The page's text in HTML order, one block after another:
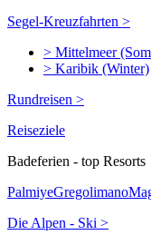
Segel-Kreuzfahrten >
> Mittelmeer
> Karibik (Winter)
Rundreisen >
Reiseziele
Badeferien - top Resorts
PalmiyeGregolimano
Die Alpen - Ski >